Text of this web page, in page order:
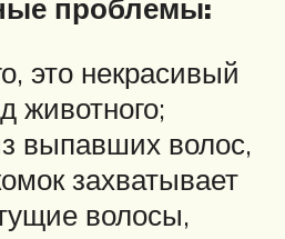
проблемы:
это некрасивый
животного;
выпавших волос,
захватывает
волосы,